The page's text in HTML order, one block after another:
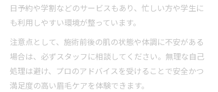
日予約や学割などのサービスもあり、忙しい方や学生に
も利用しやすい環境が整っています。
注意点として、施術前後の肌の状態や体調に不安がある
場合は、必ずスタッフに相談してください。無理な自己
処理は避け、プロのアドバイスを受けることで安全かつ
満足度の高い眉毛ケアを体験できます。